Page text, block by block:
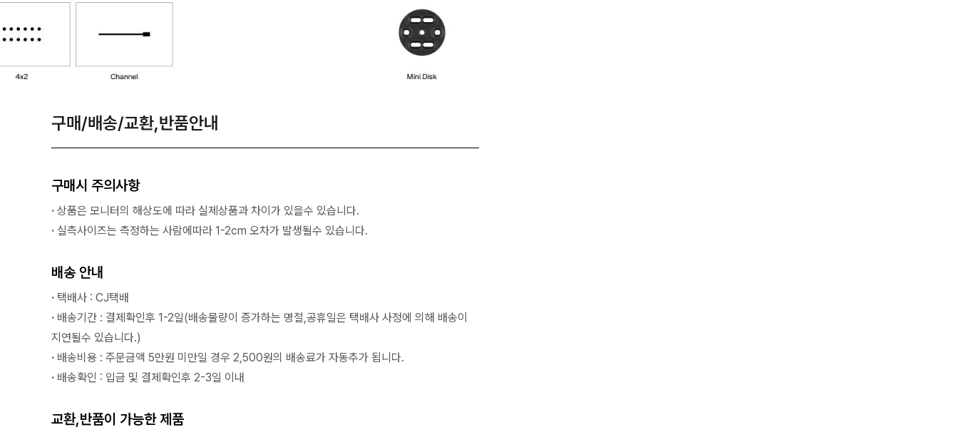
구매/배송/교환,반품안내
구매시 주의사항
· 상품은 모니터의 해상도에 따라 실제상품과 차이가 있을수 있습니다.
· 실측사이즈는 측정하는 사람에따라 1-2cm 오차가 발생될수 있습니다.
배송 안내
· 택배사 : CJ택배
· 배송기간 : 결제확인후 1-2일(배송물량이 증가하는 명절,공휴일은 택배사 사정에 의해 배송이
지연될수 있습니다.)
· 배송비용 : 주문금액 5만원 미만일 경우 2,500원의 배송료가 자동추가 됩니다.
· 배송확인 : 입금 및 결제확인후 2-3일 이내
교환,반품이 가능한 제품